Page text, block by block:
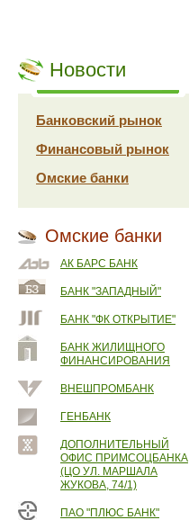
Новости
Банковский рынок
Финансовый рынок
Омские банки
Омские банки
АК БАРС БАНК
БАНК "ЗАПАДНЫЙ"
БАНК "ФК ОТКРЫТИЕ"
БАНК ЖИЛИЩНОГО
ФИНАНСИРОВАНИЯ
ВНЕШПРОМБАНК
ГЕНБАНК
ДОПОЛНИТЕЛЬНЫЙ
ОФИС ПРИМСОЦБАНКА
(ЦО УЛ. МАРШАЛА
ЖУКОВА, 74/1)
ПАО "ПЛЮС БАНК"